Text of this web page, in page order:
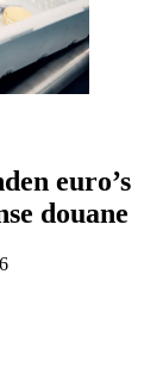
euro’s
douane